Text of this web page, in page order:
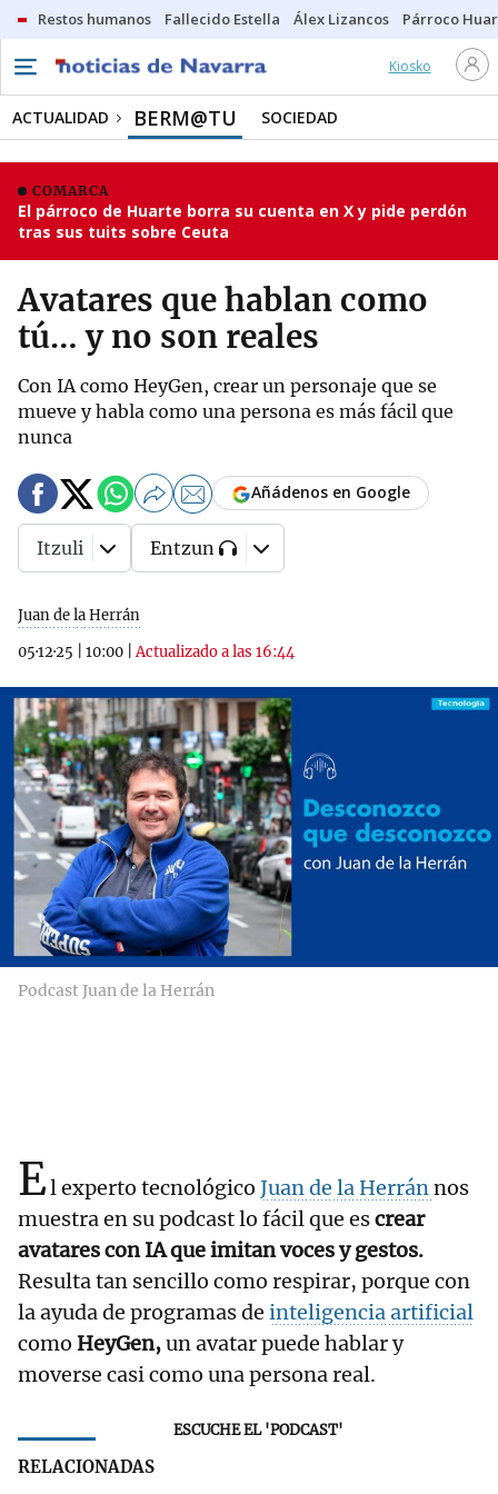
Restos humanos Fallecido Estella Álex Lizancos Párroco
Kiosko
ACTUALIDAD BERM@TU SOCIEDAD
COMARCA
El párroco de Huarte borra su cuenta en X y pide perdón
tras sus tuits sobre Ceuta
Avatares que hablan como
tú… y no son reales
Con IA como HeyGen, crear un personaje que se
mueve y habla como una persona es más fácil que
nunca
Juan de la Herrán
05·12·25
10:00 |Actualizado a las 16:44
Añádenos en Google
Itzuli Entzun
Podcast Juan de la Herrán
El experto tecnológico Juan de la Herránnos
muestra en su podcast lo fácil que escrear
avatares con IA que imitan voces y gestos.
Resulta tan sencillo como respirar, porque con
la ayuda de programas de inteligencia artificial
como HeyGen,un avatar puede hablar y
moverse casi como una persona real.
RELACIONADAS
ESCUCHE EL 'PODCAST'